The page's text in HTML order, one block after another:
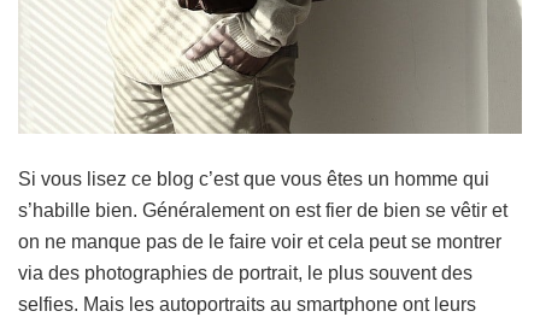
Si vous lisez ce blog c’est que vous êtes un homme qui
s’habille bien. Généralement on est fier de bien se vêtir et
on ne manque pas de le faire voir et cela peut se montrer
via des photographies de portrait, le plus souvent des
selfies. Mais les autoportraits au smartphone ont leurs